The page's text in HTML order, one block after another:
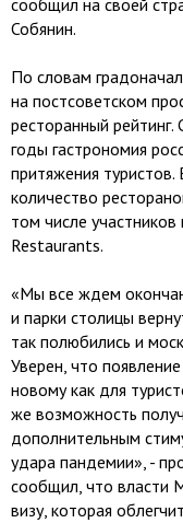
сообщил на своей
Собянин.
По словам
на постсоветском
ресторанный
годы гастрономия
притяжения
количество
том числе
Restaurants.
«Мы все ждем
и парки столицы
так полюбились и
Уверен, что
новому как для
же возможность
дополнительным
удара пандемии», -
сообщил, что власти
визу, которая